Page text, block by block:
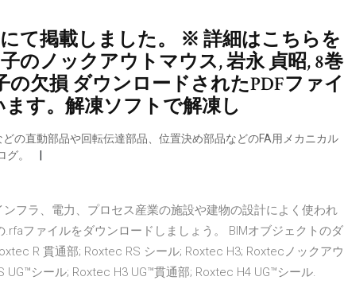
て掲載しました。 ※ 詳細はこちらを
のノックアウトマウス, 岩永 貞昭, 8巻
の欠損 ダウンロードされたPDFファイ
す。解凍ソフトで解凍し
の直動部品や回転伝達部品、位置決め部品などのFA用メカニカル
グ。
フラ、電力、プロセス産業の施設や建物の設計によく使われ
ファイルをダウンロードしましょう。 BIMオブジェクトのダ
R 貫通部; Roxtec RS シール; Roxtec H3; Roxtecノックアウ
UG™シール; Roxtec H3 UG™貫通部; Roxtec H4 UG™シール.